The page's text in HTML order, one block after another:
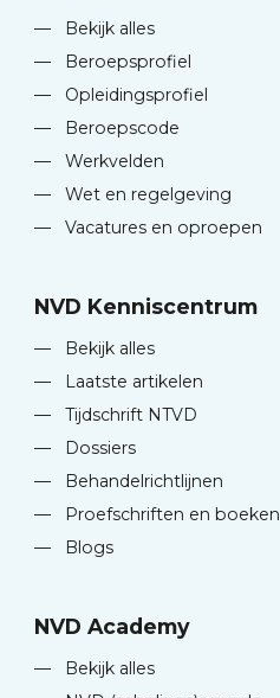
—
Bekijk alles
—
Beroepsprofiel
—
Opleidingsprofiel
—
Beroepscode
—
Werkvelden
—
Wet en regelgeving
—
Vacatures en oproepen
NVD Kenniscentrum
—
Bekijk alles
—
Laatste artikelen
—
Tijdschrift NTVD
—
Dossiers
—
Behandelrichtlijnen
—
Proefschriften en boeken
—
Blogs
NVD Academy
—
Bekijk alles